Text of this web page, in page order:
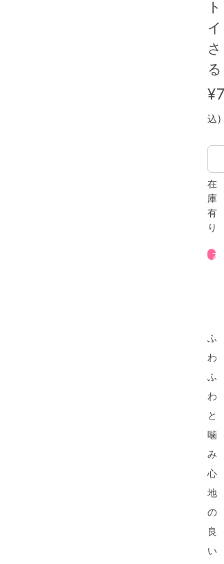
ト
イ
さ
る
込)
在
庫
有
り
ふ
わ
ふ
わ
と
噛
み
心
地
の
良
い